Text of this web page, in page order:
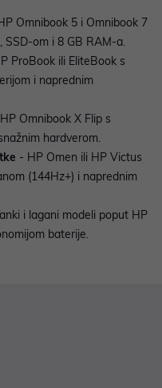
Omnibook 5 i Omnibook 7
SSD-om i 8 GB RAM-a.
ProBook ili EliteBook s
i naprednim
Omnibook X Flip s
hardverom.
- HP Omen ili HP Victus
(144Hz+) i naprednim
i lagani modeli poput HP
baterije.